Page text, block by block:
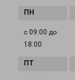
с 09:00 до
18:00